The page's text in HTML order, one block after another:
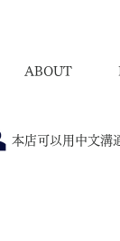
ABOUT
本店可以用中文溝